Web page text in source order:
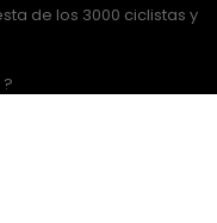
de los 3000 ciclistas y